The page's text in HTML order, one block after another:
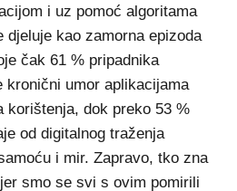
i uz pomoć algoritama
djeluje kao zamorna epizoda
čak 61 % pripadnika
kronični umor aplikacijama
korištenja, dok preko 53 %
od digitalnog traženja
i mir. Zapravo, tko zna
smo se svi s ovim pomirili